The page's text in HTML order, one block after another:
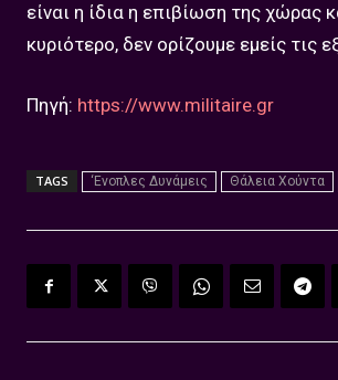
είναι η ίδια η επιβίωση της χώρας
κυριότερο, δεν ορίζουμε εμείς τις
Πηγή: https://www.militaire.gr
TAGS ‘Ενοπλες Δυνάμεις Θάλεια Χούντα